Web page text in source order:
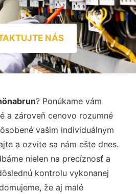
NÁS
? Ponúkame vám
a zároveň cenovo rozumné
vašim individuálnym
a ozvite sa nám ešte dnes.
nielen na precíznosť a
kontrolu vykonanej
že aj malé